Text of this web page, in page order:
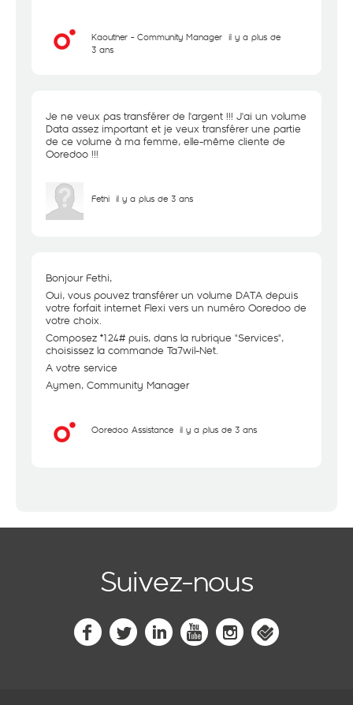
Kaouther - Community Manager il y a plus de
3 ans
Je ne veux pas transférer de l'argent !!! J'ai un volume
Data assez important et je veux transférer une partie
de ce volume à ma femme, elle-même cliente de
Ooredoo !!!
Fethi il y a plus de 3 ans
Bonjour Fethi,
Oui, vous pouvez transférer un volume DATA depuis
votre forfait internet Flexi vers un numéro Ooredoo de
votre choix.
Composez *124# puis, dans la rubrique "Services",
choisissez la commande Ta7wil-Net.
A votre service
Aymen, Community Manager
Ooredoo Assistance il y a plus de 3 ans
Suivez-nous